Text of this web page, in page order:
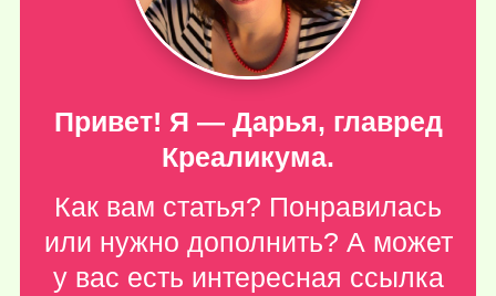
Привет! Я — Дарья, главред
Креаликума.
Как вам статья? Понравилась
или нужно дополнить? А может
у вас есть интересная ссылка